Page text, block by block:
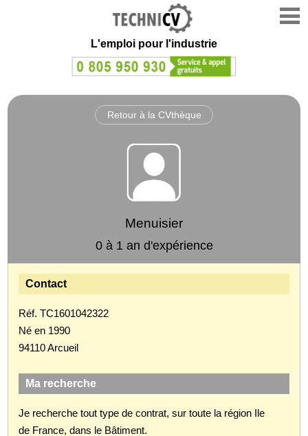
L'emploi pour l'industrie
Retour à la CVthèque
Menuisier
0 à 1 an d'expérience
Contact
Réf. TC1601042322
Né en 1990
94110 Arcueil
Ma recherche
Je recherche tout type de contrat, sur toute la région Ile
de France, dans le Bâtiment.